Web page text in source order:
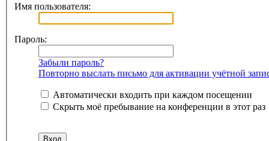
Имя пользователя:
Пароль:
Забыли пароль?
Повторно выслать письмо для активации учётной
Автоматически входить при каждом посещении
Скрыть моё пребывание на конференции в этот раз